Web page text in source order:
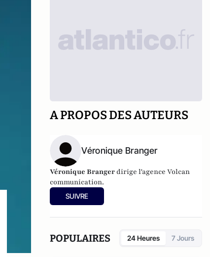
A PROPOS DES AUTEURS
Véronique Branger
Véronique Branger dirige l'agenceVolcan
communication.
SUIVRE
POPULAIRES 24 Heures 7 Jours